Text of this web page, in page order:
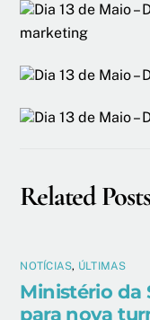
Dia 13 de Maio –
marketing
Dia 13 de Maio –
Dia 13 de Maio –
Related Posts
NOTÍCIAS, ÚLTIMAS
Ministério da
para nova